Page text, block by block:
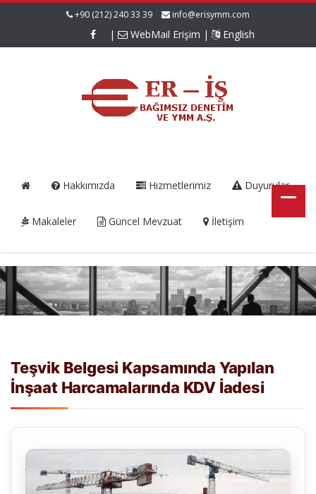
+90 (212) 240 33 39 info@erisymm.com
| WebMail Erişim | English
Hakkımızda Hizmetlerimiz Duyurular
Makaleler Güncel Mevzuat İletişim
Teşvik Belgesi Kapsamında Yapılan
İnşaat Harcamalarında KDV İadesi